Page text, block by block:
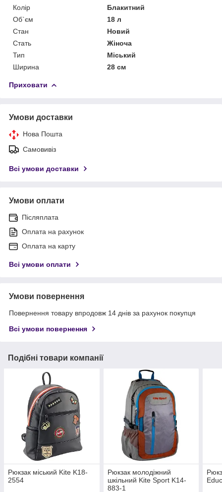
Колір
Блакитний
Об`єм
18 л
Стан
Новий
Стать
Жіноча
Тип
Міський
Ширина
28 см
Приховати
Умови доставки
Нова Пошта
Самовивіз
Всі умови доставки
Умови оплати
Післяплата
Оплата на рахунок
Оплата на карту
Всі умови оплати
Умови повернення
Повернення товару впродовж 14 днів за рахунок покупця
Всі умови повернення
Подібні товари компанії
Рюкзак міський Kite K18-
2554
Рюкзак молодіжний
шкільний Kite Sport K14-
883-1